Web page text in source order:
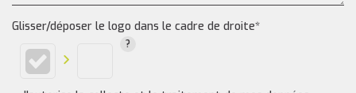
Glisser/déposer le logo dans le cadre de droite*